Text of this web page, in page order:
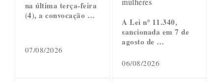
na última terça-feira
(4), a convocação …
07/08/2026
A Lei nº 11.340,
sancionada em 7 de
agosto de …
06/08/2026